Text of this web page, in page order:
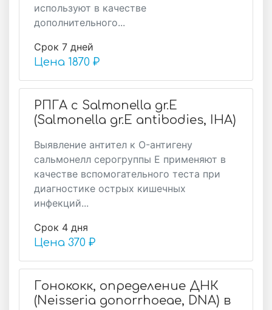
используют в качестве
дополнительного...
Срок 7 дней
Цена 1870 ₽
РПГА с Salmonella gr.E
(Salmonella gr.E antibodies, IHA)
Выявление антител к O-антигену
сальмонелл серогруппы E применяют в
качестве вспомогательного теста при
диагностике острых кишечных
инфекций...
Срок 4 дня
Цена 370 ₽
Гонококк, определение ДНК
(Neisseria gonorrhoeae, DNA) в